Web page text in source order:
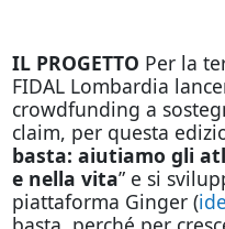
IL PROGETTO Per la
FIDAL Lombardia
crowdfunding a
claim, per questa
basta: aiutiamo gli
e nella vita” e si
piattaforma Ginger (